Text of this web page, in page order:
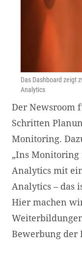
Das Dashboard zeigt
Analytics
Der Newsroom
Schritten
Monitoring.
„Ins Monitoring
Analytics mit
Analytics – das
Hier machen
Bewerbung der